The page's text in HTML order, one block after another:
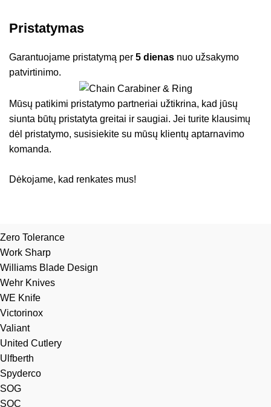
Pristatymas
Garantuojame pristatymą per5 dienas nuo užsakymo
patvirtinimo.
Mūsų patikimi pristatymo partneriai užtikrina, kad jūsų
siunta būtų pristatyta greitai ir saugiai. Jei turite klausimų
dėl pristatymo, susisiekite su mūsų klientų aptarnavimo
komanda.
Dėkojame, kad renkates mus!
Zero Tolerance
Work Sharp
Williams Blade Design
Wehr Knives
WE Knife
Victorinox
Valiant
United Cutlery
Ulfberth
Spyderco
SOG
SOC